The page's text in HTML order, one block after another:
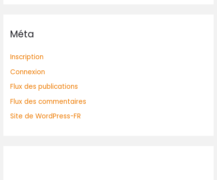
Méta
Inscription
Connexion
Flux des publications
Flux des commentaires
Site de WordPress-FR